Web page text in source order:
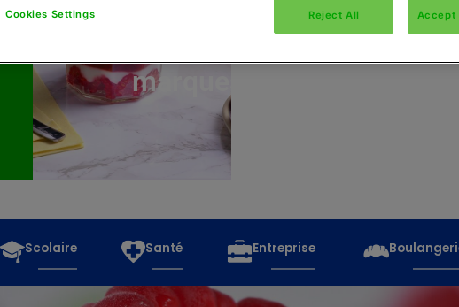
les
marques
Scolaire Santé Entreprise
Reject All Accept
Cookies Settings